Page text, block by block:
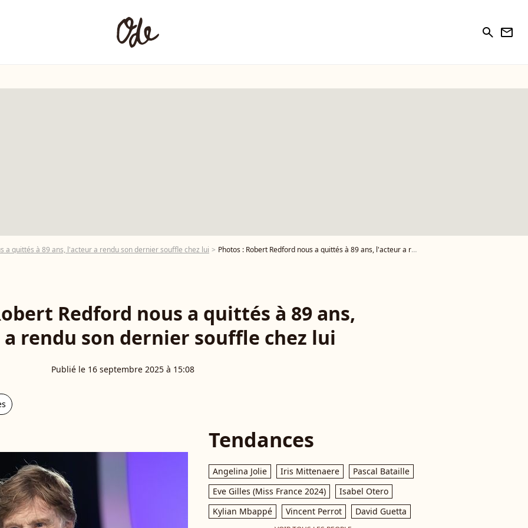
search newsletter
a quittés à 89 ans, l'acteur a rendu son dernier souffle chez lui Photos : Robert Redford nous a quittés à 89 ans, l'acteur a rendu son dernier souffle chez lui
Redford nous a quittés à 89 ans,
rendu son dernier souffle chez lui
Publié le 16 septembre 2025 à 15:08
Tendances
Angelina Jolie Iris Mittenaere
Pascal Bataille
Eve Gilles (Miss France 2024)
Isabel Otero
Kylian Mbappé
Vincent Perrot David Guetta